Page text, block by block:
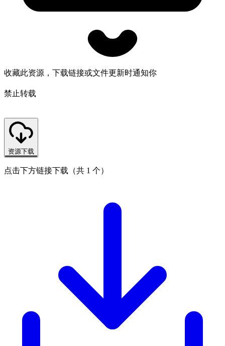
收藏此资源，下载链接或文件更新时通知你
禁止转载
资源下载
点击下方链接下载（共 1 个）